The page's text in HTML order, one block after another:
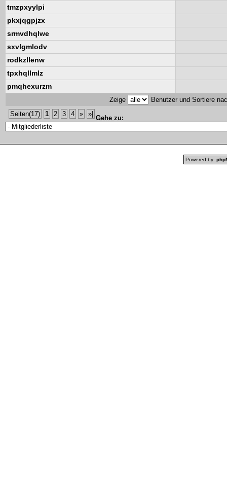
tmzpxyylpi
pkxjqgpjzx
srmvdhqlwe
sxvlgmlodv
rodkzllenw
tpxhqllmlz
pmqhexurzm
Zeige
Benutzer und Sortiere
Seiten(17)
1 2 3 4 » »|
Gehe zu:
Powered by: